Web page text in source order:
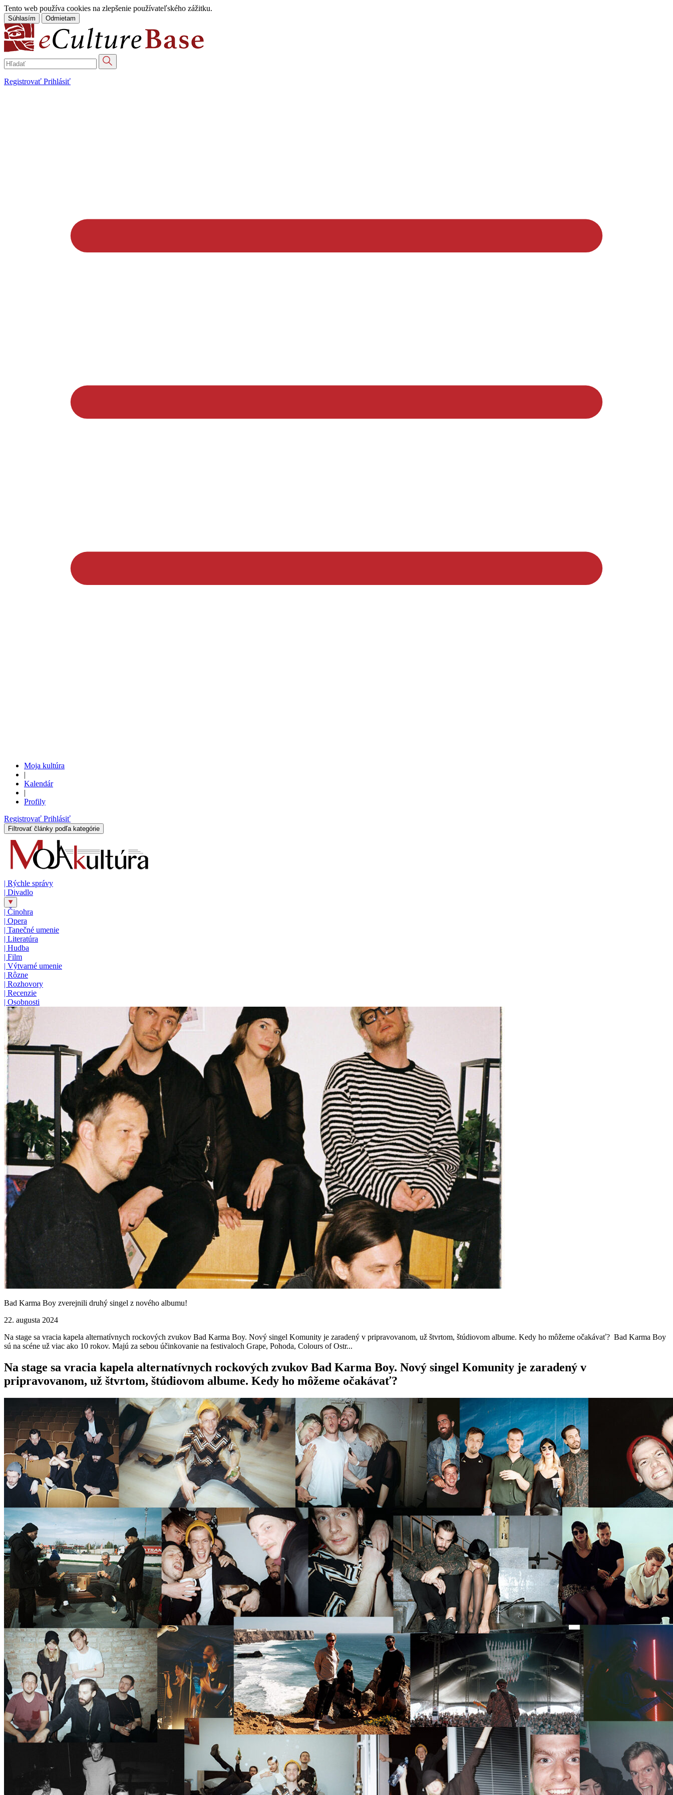
Tento web používa cookies na zlepšenie používateľského zážitku.
Súhlasím Odmietam
Registrovať Prihlásiť
Moja kultúra
|
Kalendár
|
Profily
Registrovať Prihlásiť
Filtrovať články podľa kategórie
| Rýchle správy
| Divadlo
| Činohra
| Opera
| Tanečné umenie
| Literatúra
| Hudba
| Film
| Výtvarné umenie
| Rôzne
| Rozhovory
| Recenzie
| Osobnosti
Bad Karma Boy zverejnili druhý singel z nového albumu!
22. augusta 2024
Na stage sa vracia kapela alternatívnych rockových zvukov Bad Karma Boy. Nový singel Komunity je zaradený v pripravovanom, už štvrtom, štúdiovom albume. Kedy ho môžeme očakávať? Bad Karma Boy
sú na scéne už viac ako 10 rokov. Majú za sebou účinkovanie na festivaloch Grape, Pohoda, Colours of Ostr...
Na stage sa vracia kapela alternatívnych rockových zvukov Bad Karma Boy. Nový singel Komunity je zaradený v
pripravovanom, už štvrtom, štúdiovom albume. Kedy ho môžeme očakávať?